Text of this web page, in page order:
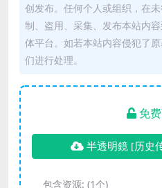
创发布。任何个人或组织，在
制、盗用、采集、发布本站内
体平台。如若本站内容侵犯了
们进行处理。
免
半透明鏡 [ 历史
包含资源: (1个)